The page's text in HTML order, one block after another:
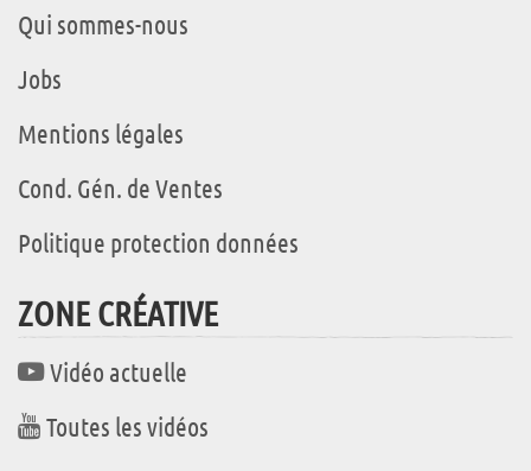
Qui sommes-nous
Jobs
Mentions légales
Cond. Gén. de Ventes
Politique protection données
ZONE CRÉATIVE
Vidéo actuelle
Toutes les vidéos